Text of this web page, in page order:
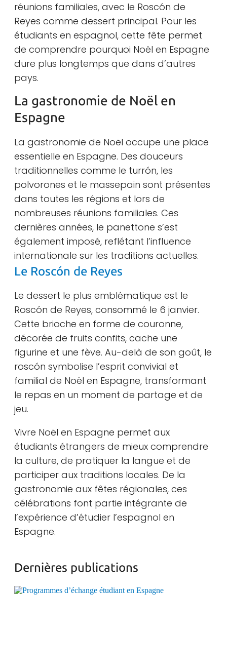
réunions familiales, avec le Roscón de
Reyes comme dessert principal. Pour les
étudiants en espagnol, cette fête permet
de comprendre pourquoi Noël en Espagne
dure plus longtemps que dans d’autres
pays.
La gastronomie de Noël en
Espagne
La gastronomie de Noël occupe une place
essentielle en Espagne. Des douceurs
traditionnelles comme le turrón, les
polvorones et le massepain sont présentes
dans toutes les régions et lors de
nombreuses réunions familiales. Ces
dernières années, le panettone s’est
également imposé, reflétant l’influence
internationale sur les traditions actuelles.
Le Roscón de Reyes
Le dessert le plus emblématique est le
Roscón de Reyes, consommé le 6 janvier.
Cette brioche en forme de couronne,
décorée de fruits confits, cache une
figurine et une fève. Au-delà de son goût, le
roscón symbolise l’esprit convivial et
familial de Noël en Espagne, transformant
le repas en un moment de partage et de
jeu.
Vivre Noël en Espagne permet aux
étudiants étrangers de mieux comprendre
la culture, de pratiquer la langue et de
participer aux traditions locales. De la
gastronomie aux fêtes régionales, ces
célébrations font partie intégrante de
l’expérience d’étudier l’espagnol en
Espagne.
Dernières publications